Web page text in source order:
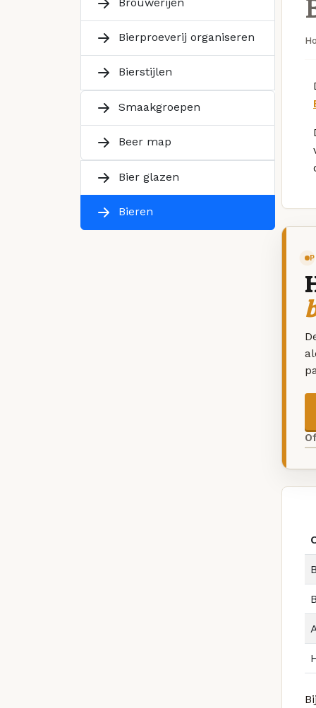
Bierproeverij organiseren
Bierstijlen
Smaakgroepen
Beer map
Bier glazen
Bieren